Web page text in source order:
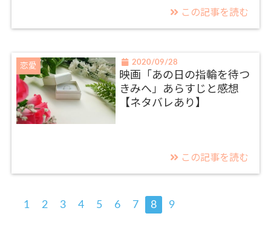
この記事を読む
恋愛 2020/09/28
映画「あの日の指輪を待つ
きみへ」あらすじと感想
【ネタバレあり】
この記事を読む
1 2 3 4 5 6 7 8 9